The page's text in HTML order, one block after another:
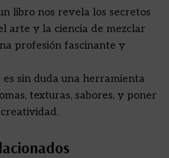
libro nos revela los secretos
arte y la ciencia de mezclar
profesión fascinante y
sin duda una herramienta
texturas, sabores, y poner